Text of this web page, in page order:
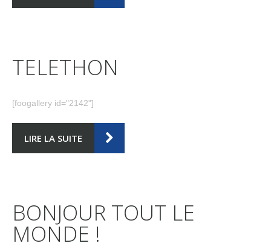
TELETHON
[foogallery id="2142"]
LIRE LA SUITE
BONJOUR TOUT LE
MONDE !